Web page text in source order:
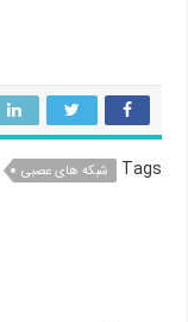
Tags شبکه های عصبی